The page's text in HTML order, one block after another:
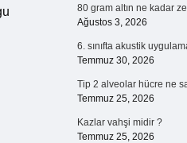
80 gram altın ne kadar
Ağustos 3, 2026
6. sınıfta akustik
Temmuz 30, 2026
Tip 2 alveolar hücre ne
Temmuz 25, 2026
Kazlar vahşi midir ?
Temmuz 25, 2026